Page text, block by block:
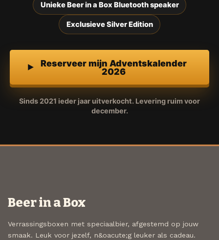
Unieke Beer in a Box Bluetooth speaker
Exclusieve Silver Edition
Reserveer mijn Adventskalender
2026
Sinds 2021 ieder jaar uitverkocht. Levering ruim voor
december.
Beer in a Box
Verrassingsboxen met speciaalbier, afgestemd op jouw
smaak. Leuk voor jezelf, n&oacute;g leuker als cadeau.